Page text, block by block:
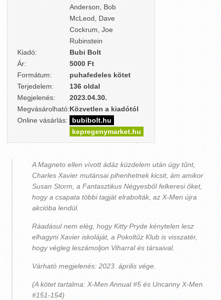
Anderson, Bob
McLeod, Dave
Cockrum, Joe
Rubinstein
Kiadó:
Bubi Bolt
Ár:
5000 Ft
Formátum:
puhafedeles kötet
Terjedelem:
136 oldal
Megjelenés:
2023.04.30.
Megvásárolható:Közvetlen a kiadótól
Online vásárlás:
bubibolt.hu
kepregenymarket.hu
A Magneto ellen vívott ádáz küzdelem után úgy tűnt,
Charles Xavier mutánsai pihenhetnek kicsit, ám amikor
Susan Storm, a Fantasztikus Négyesből felkeresi őket,
hogy a csapata többi tagját elrabolták, az X-Men újra
akcióba lendül.
Ráadásul nem elég, hogy Kitty Pryde kénytelen lesz
elhagyni Xavier iskoláját, a Pokoltűz Klub is visszatér,
hogy végleg leszámoljon Viharral és társaival.
Várható megjelenés: 2023. április vége.
(A kötet tartalma: X-Men Annual #5 és Uncanny X-Men
#151-154)